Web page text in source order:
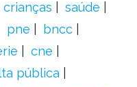
crianças
saúde
pne
bncc
cne
pública